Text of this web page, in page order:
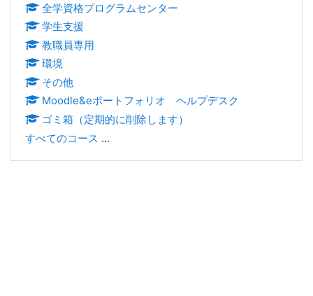
全学資格プログラムセンター
学生支援
教職員専用
環境
その他
Moodle&eポートフォリオ ヘルプデスク
ゴミ箱（定期的に削除します）
すべてのコース ...